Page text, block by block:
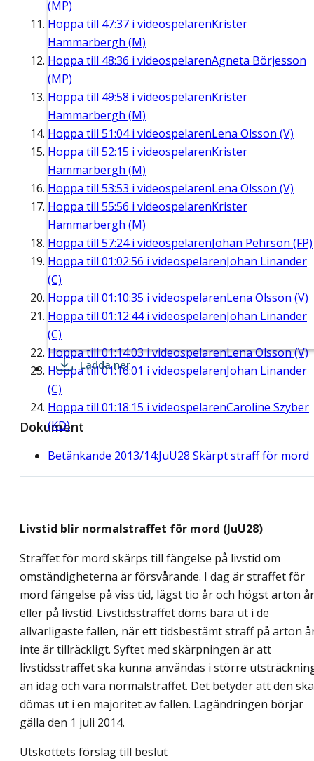
(MP)
Hoppa till 47:37 i videospelarenKrister
Hammarbergh (M)
Hoppa till 48:36 i videospelarenAgneta Börjesson
(MP)
Hoppa till 49:58 i videospelarenKrister
Hammarbergh (M)
Hoppa till 51:04i videospelarenLena Olsson (V)
Hoppa till 52:15 i videospelarenKrister
Hammarbergh (M)
Hoppa till 53:53 i videospelarenLena Olsson (V)
Hoppa till 55:56 i videospelarenKrister
Hammarbergh (M)
Hoppa till 57:24i videospelarenJohan Pehrson (FP)
Hoppa till 01:02:56 i videospelarenJohan Linander
(C)
Hoppa till 01:10:35 i videospelarenLena Olsson (V)
Hoppa till 01:12:44i videospelarenJohan Linander
(C)
Hoppa till01:14:03i videospelarenLena Olsson (V)
Hoppa till01:16:01 i videospelarenJohan Linander
(C)
Hoppa till 01:18:15 i videospelarenCaroline Szyber
(KD)
Ladda ner
Dokument
Betänkande 2013/14:JuU28 Skärpt straff för mord
Livstid blir normalstraffet för mord (JuU28)
Straffet för mord skärps till fängelse på livstid om
omständigheterna är försvårande. I dag är straffet för
mord fängelse på viss tid, lägst tio år och högst arton
eller på livstid. Livstidsstraffet döms bara ut i de
allvarligaste fallen, när ett tidsbestämt straff på arton
inte är tillräckligt. Syftet med skärpningen är att
livstidsstraffet ska kunna användas i större
än idag och vara normalstraffet. Det betyder att den ska
dömas ut i en majoritet av fallen. Lagändringen börjar
gälla den 1 juli 2014.
Utskottets förslag till beslut